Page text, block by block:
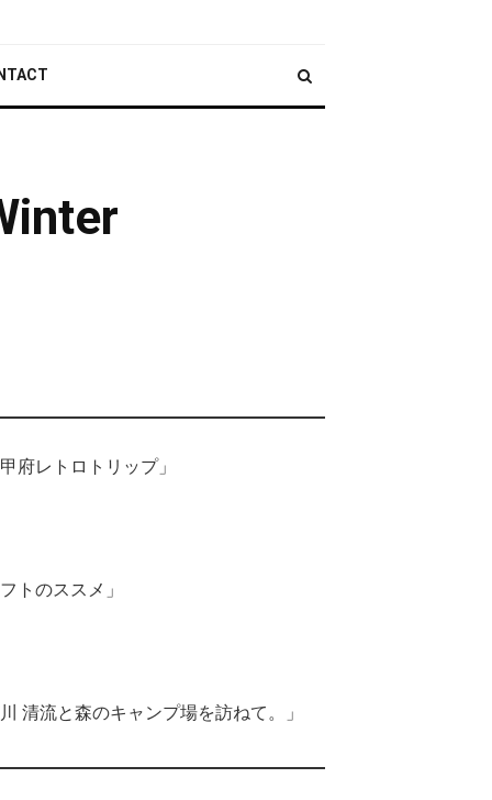
府レトロトリップ」
トのススメ」
清流と森のキャンプ場を訪ねて。」